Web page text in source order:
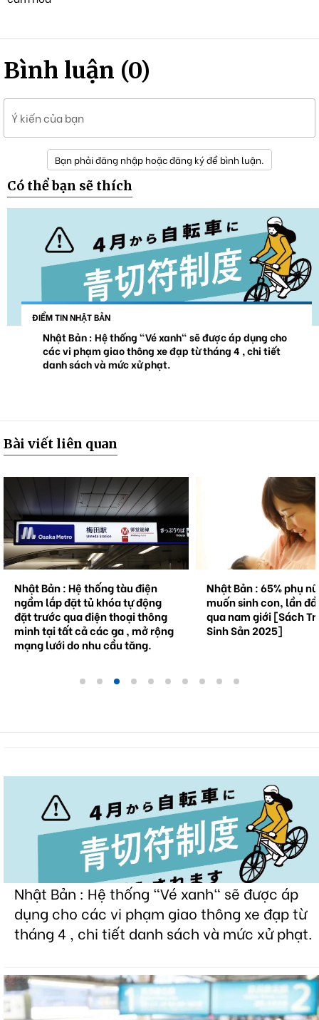
Bình luận (0)
Ý kiến của bạn
Bạn phải đăng nhập hoặc đăng ký để bình luận.
Có thể bạn sẽ thích
ĐIỂM TIN NHẬT BẢN
Nhật Bản : Hệ thống "Vé xanh" sẽ được áp dụng cho
các vi phạm giao thông xe đạp từ tháng 4 , chi tiết
danh sách và mức xử phạt.
Bài viết liên quan
Nhật Bản : Hệ thống tàu điện
ngầm lắp đặt tủ khóa tự động
đặt trước qua điện thoại thông
minh tại tất cả các ga , mở rộng
mạng lưới do nhu cầu tăng.
Nhật Bản : 65% phụ
muốn sinh con, lần
qua nam giới [Sách
Sinh Sản 2025]
Nhật Bản : Hệ thống "Vé xanh" sẽ được áp
dụng cho các vi phạm giao thông xe đạp từ
tháng 4 , chi tiết danh sách và mức xử phạt.